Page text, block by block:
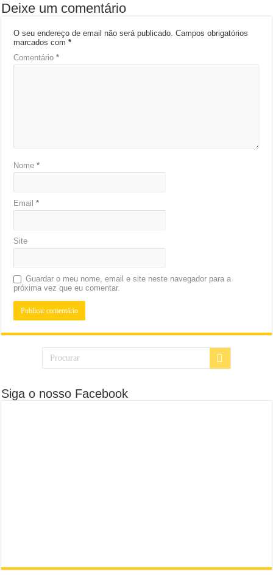
Deixe um comentário
O seu endereço de email não será publicado. Campos obrigatórios
marcados com*
Comentário*
Nome*
Email*
Site
Guardar o meu nome, email e site neste navegador para a
próxima vez que eu comentar.
Siga o nosso Facebook